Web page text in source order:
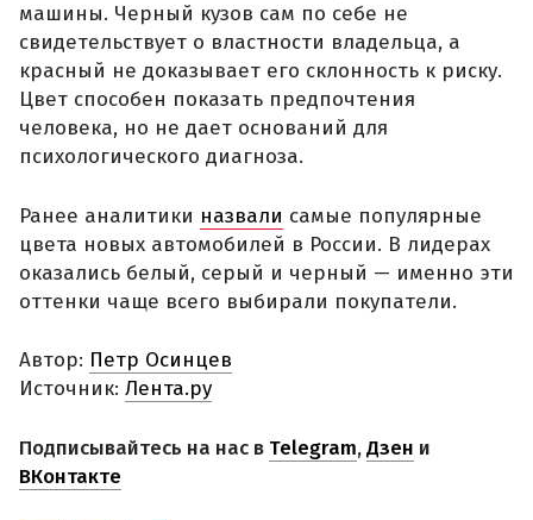
машины. Черный кузов сам по себе не
свидетельствует о властности владельца, а
красный не доказывает его склонность к риску.
Цвет способен показать предпочтения
человека, но не дает оснований для
психологического диагноза.
Ранее аналитики назвали самые популярные
цвета новых автомобилей в России. В лидерах
оказались белый, серый и черный — именно эти
оттенки чаще всего выбирали покупатели.
Автор: Петр Осинцев
Источник: Лента.ру
Подписывайтесь на нас в Telegram,Дзен и
ВКонтакте